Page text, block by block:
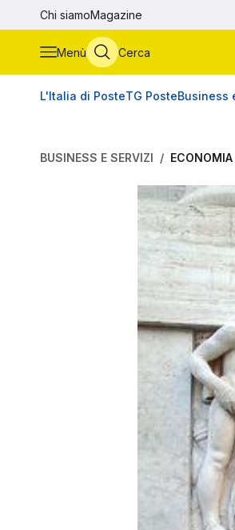
Vai al contenuto principale
Chi siamoMagazine
Menù Cerca
L'Italia di PosteTG PosteBusiness
BUSINESS E SERVIZI ECONOMIA